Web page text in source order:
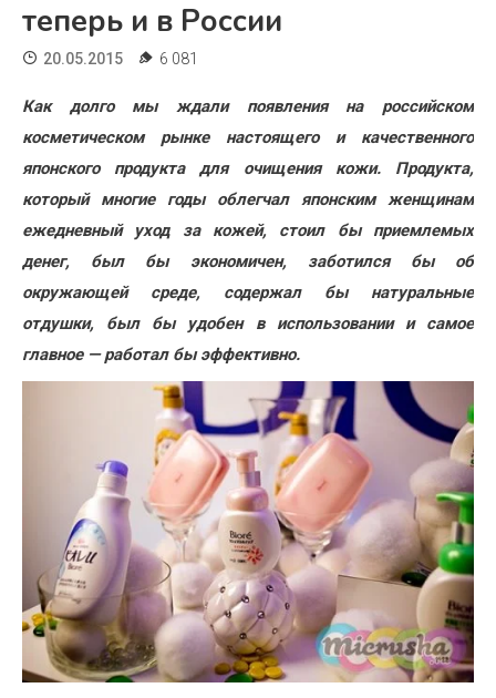
Жизнь
Хобби
Красота
Недвижимость
теперь и в России
20.05.2015 6 081
Как долго мы ждали появления на российском
косметическом рынке настоящего и качественного
японского продукта для очищения кожи. Продукта,
который многие годы облегчал японским женщинам
ежедневный уход за кожей, стоил бы приемлемых
денег, был бы экономичен, заботился бы об
окружающей среде, содержал бы натуральные
отдушки, был бы удобен в использовании и самое
главное — работал бы эффективно.